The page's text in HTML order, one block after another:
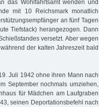
das Wohlfahrtsamt wenden und
mit 10 Reichsmark monatlich
an fünf Tagen
Tiefstack) herangezogen. Dann
versetzt. Aber wegen
der kalten Jahreszeit bald
Juli 1942 ohne ihren Mann nach
September nochmals umziehen,
für Mädchen am Laufgraben
seinen Deportationsbefehl nach